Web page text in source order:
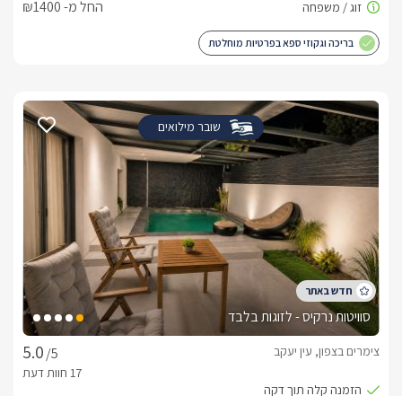
החל מ- ₪1400
בריכה וגקוזי ספא בפרטיות מוחלטת
שובר מילואים
סוויטות נרקיס - לזוגות בלבד
/5
צימרים בצפון, עין יעקב